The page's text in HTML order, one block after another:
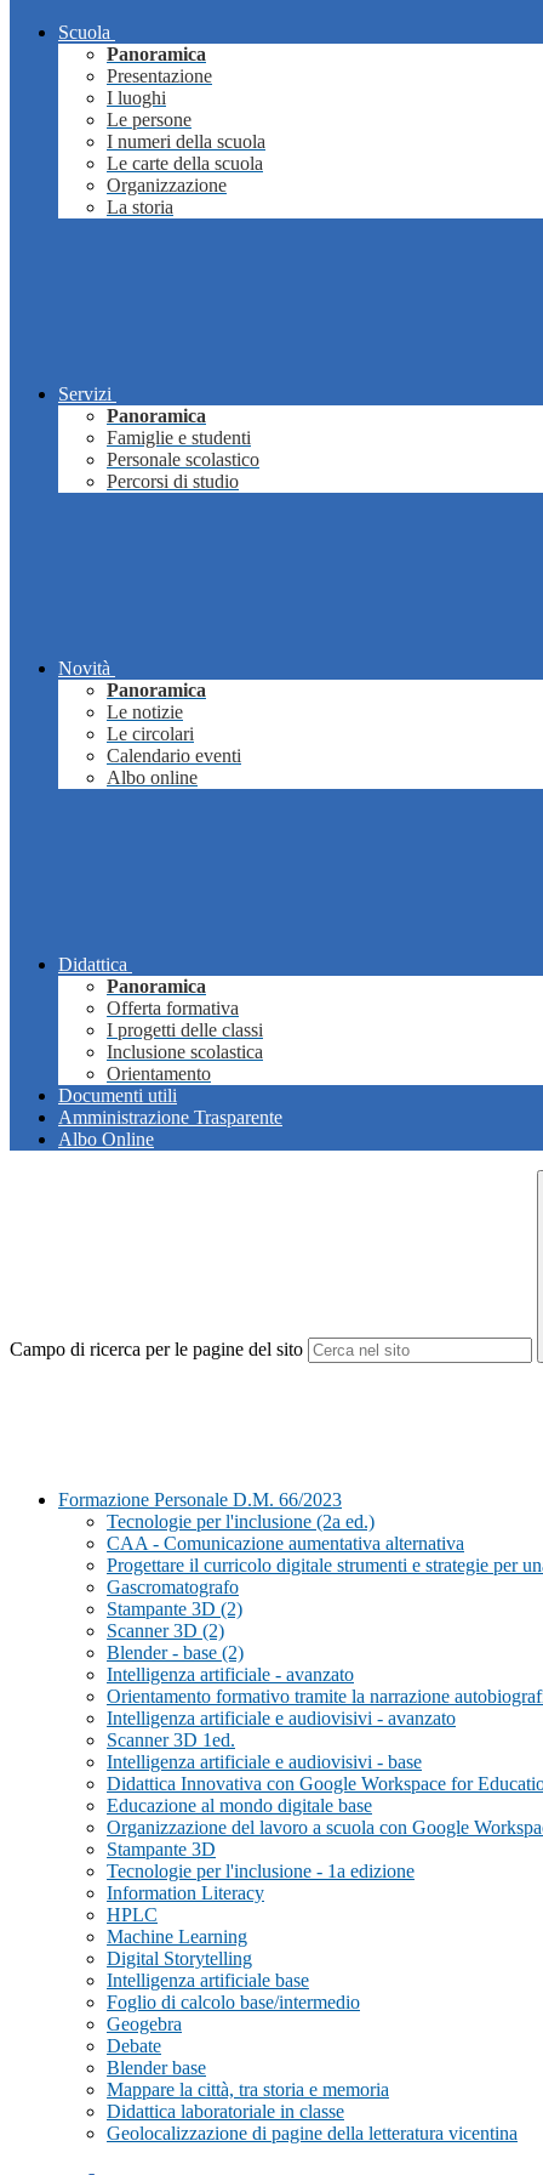
Scuola
Panoramica
Presentazione
I luoghi
Le persone
I numeri della scuola
Le carte della scuola
Organizzazione
La storia
Servizi
Panoramica
Famiglie e studenti
Personale scolastico
Percorsi di studio
Novità
Panoramica
Le notizie
Le circolari
Calendario eventi
Albo online
Didattica
Panoramica
Offerta formativa
I progetti delle classi
Inclusione scolastica
Orientamento
Documenti utili
Amministrazione Trasparente
Albo Online
Campo di ricerca per le pagine del sito
Formazione Personale D.M. 66/2023
Tecnologie per l'inclusione (2a ed.)
CAA - Comunicazione aumentativa alternativa
Progettare il curricolo digitale strumenti e strategie per
Gascromatografo
Stampante 3D (2)
Scanner 3D (2)
Blender - base (2)
Intelligenza artificiale - avanzato
Orientamento formativo tramite la narrazione
Intelligenza artificiale e audiovisivi - avanzato
Scanner 3D 1ed.
Intelligenza artificiale e audiovisivi - base
Didattica Innovativa con Google Workspace for
Educazione al mondo digitale base
Organizzazione del lavoro a scuola con Google
Stampante 3D
Tecnologie per l'inclusione - 1a edizione
Information Literacy
HPLC
Machine Learning
Digital Storytelling
Intelligenza artificiale base
Foglio di calcolo base/intermedio
Geogebra
Debate
Blender base
Mappare la città, tra storia e memoria
Didattica laboratoriale in classe
Geolocalizzazione di pagine della letteratura vicentina